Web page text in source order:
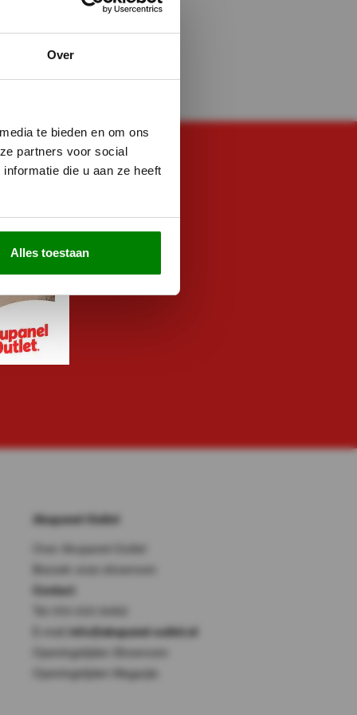
Over
te bieden en om ons
partners voor social
die u aan ze heeft
Alles toestaan
NOG VRAGEN?
ons
333 8482
met ons
Akupanel-Outlet
Over Akupanel-Outlet
Contact
info@akupanel-outlet.nl
Openingstijden Showroom
Openingstijden Magazijn